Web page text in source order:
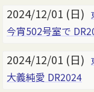
2024/12/01 (日)
今宵502号室で
2024/12/01 (日)
大義純愛 DR2024